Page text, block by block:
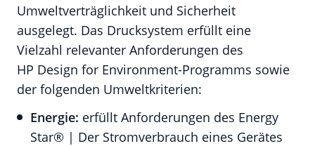
Umweltverträglichkeit und Sicherheit
ausgelegt. Das Drucksystem erfüllt eine
Vielzahl relevanter Anforderungen des
HP Design for Environment-Programms sowie
der folgenden Umweltkriterien:
Energie: erfüllt Anforderungen des Energy
Star® | Der Stromverbrauch eines Gerätes